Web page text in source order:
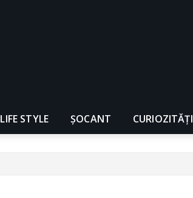
LIFE STYLE ȘOCANT CURIOZITĂȚI